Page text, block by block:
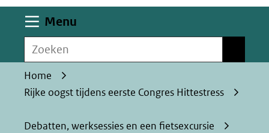
worden
toegestaan
geweigerd.
Menu
Zoeken
Home
Rijke oogst tijdens eerste Congres Hittestress
Debatten, werksessies en een fietsexcursie